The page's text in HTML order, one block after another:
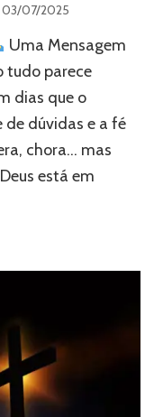
03/07/2025
Uma Mensagem
tudo parece
dias que o
de dúvidas e a fé
chora… mas
está em